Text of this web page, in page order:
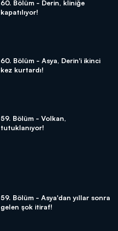
60. Bölüm - Derin, kliniğe
kapatılıyor!
60. Bölüm - Asya, Derin'i ikinci
kez kurtardı!
59. Bölüm - Volkan,
tutuklanıyor!
59. Bölüm - Asya'dan yıllar sonra
gelen şok itiraf!